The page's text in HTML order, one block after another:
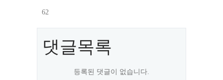
62
댓글목록
등록된 댓글이 없습니다.